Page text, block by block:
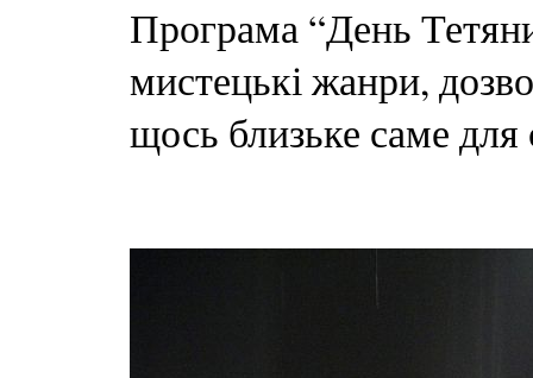
Програма “День Тетяни
мистецькі жанри,
щось близьке саме для